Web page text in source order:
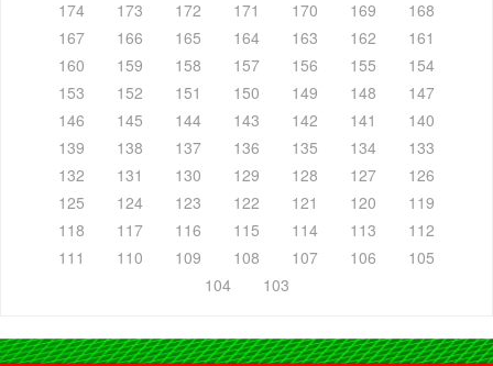
174
173 172 171 170 169
168
167
166 165 164 163 162
161
160
159 158 157 156 155
154
153
152 151 150 149 148
147
146
145 144 143 142 141
140
139
138 137 136 135 134
133
132
131 130 129 128 127
126
125
124 123 122 121 120
119
118
117 116 115 114 113
112
111
110 109 108 107 106
105
104
103